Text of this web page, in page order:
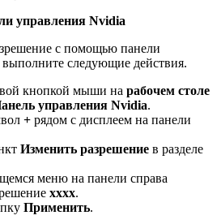
управления Nvidia
с помощью панели
следующие действия.
кнопкой мыши на рабочем столе
управления Nvidia.
+ рядом с дисплеем на панели
Изменить разрешение в разделе
меню на панели справа
xxxx.
Применить.